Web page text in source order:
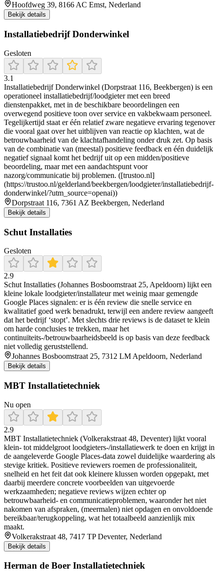
Hoofdweg 39, 8166 AC Emst, Nederland
Bekijk details
Installatiebedrijf Donderwinkel
Gesloten
3.1
Installatiebedrijf Donderwinkel (Dorpstraat 116, Beekbergen) is een
operationeel installatiebedrijf/loodgieter met een breed
dienstenpakket, met in de beschikbare beoordelingen een
overwegend positieve toon over service en vakbekwaam personeel.
Tegelijkertijd staat er één relatief zware negatieve ervaring tegenover
die vooral gaat over het uitblijven van reactie op klachten, wat de
betrouwbaarheid van de klachtafhandeling onder druk zet. Op basis
van de combinatie van (meestal) positieve feedback en één duidelijk
negatief signaal komt het bedrijf uit op een midden/positieve
beoordeling, maar met een aandachtspunt voor
nazorg/communicatie bij problemen. ([trustoo.nl]
(https://trustoo.nl/gelderland/beekbergen/loodgieter/installatiebedrijf-
donderwinkel/?utm_source=openai))
Dorpstraat 116, 7361 AZ Beekbergen, Nederland
Bekijk details
Schut Installaties
Gesloten
2.9
Schut Installaties (Johannes Bosboomstraat 25, Apeldoorn) lijkt een
kleine lokale loodgieter/installateur met weinig maar gemengde
Google Places signalen: er is één review die snelle service en
kwalitatief goed werk benadrukt, terwijl een andere review aangeeft
dat het bedrijf ‘stopt’. Met slechts drie reviews is de dataset te klein
om harde conclusies te trekken, maar het
continuïteits-/betrouwbaarheidsbeeld is op basis van deze feedback
niet volledig geruststellend.
Johannes Bosboomstraat 25, 7312 LM Apeldoorn, Nederland
Bekijk details
MBT Installatietechniek
Nu open
2.9
MBT Installatietechniek (Volkerakstraat 48, Deventer) lijkt vooral
klein- tot middelgroot loodgieters-/installatiewerk te doen en krijgt in
de aangeleverde Google Places-data zowel duidelijke waardering als
stevige kritiek. Positieve reviewers roemen de professionaliteit,
snelheid en het feit dat ook kleinere klussen worden opgepakt, met
daarbij meerdere concrete voorbeelden van uitgevoerde
werkzaamheden; negatieve reviews wijzen echter op
betrouwbaarheid- en communicatieproblemen, waaronder het niet
nakomen van afspraken, (meermalen) niet opdagen en onvoldoende
bereikbaar/terugkoppeling, wat het totaalbeeld aanzienlijk mix
maakt.
Volkerakstraat 48, 7417 TP Deventer, Nederland
Bekijk details
Herman de Boer Installatietechniek